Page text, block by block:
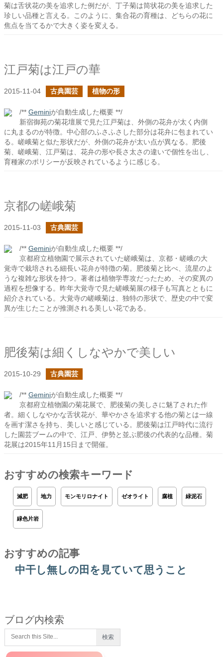
菊は舌状花の美を追求した例だが、丁子菊は筒状花の美を追求した
珍しい品種と言える。このように、集合花の育種は、どちらの花に
焦点を当てるかで大きく姿を変える。
江戸菊は江戸の華
2015-11-04 古典園芸 植物の形
/** Geminiが自動生成した概要 **/
新宿御苑の菊花壇展で見た江戸菊は、外側の花弁が太く内側
に丸まるのが特徴。中心部のふさふさした部分は花弁に包まれてい
る。嵯峨菊と似た形状だが、外側の花弁が太い点が異なる。肥後
菊、嵯峨菊、江戸菊は、花弁の形や長さ太さの違いで個性を出し、
育種家のポリシーが反映されているように感じる。
京都の嵯峨菊
2015-11-03 古典園芸
/** Geminiが自動生成した概要 **/
京都府立植物園で展示されていた嵯峨菊は、京都・嵯峨の大
覚寺で栽培される細長い花弁が特徴の菊。肥後菊と比べ、流星のよ
うな複雑な形状を持つ。著者は植物学専攻だったため、その変異の
過程を想像する。昨年大覚寺で見た嵯峨菊展の様子も写真とともに
紹介されている。大覚寺の嵯峨菊は、独特の形状で、歴史の中で変
異が生じたことが推測される美しい花である。
肥後菊は細くしなやかで美しい
2015-10-29 古典園芸
/** Geminiが自動生成した概要 **/
京都府立植物園の菊花展で、肥後菊の美しさに魅了された作
者。細くしなやかな舌状花が、華やかさを追求する他の菊とは一線
を画す潔さを持ち、美しいと感じている。肥後菊は江戸時代に流行
した園芸ブームの中で、江戸、伊勢と並ぶ肥後の代表的な品種。菊
花展は2015年11月15日まで開催。
おすすめの検索キーワード
減肥 地力 モンモリロナイト ゼオライト 腐植 緑泥石
緑色片岩
おすすめの記事
中干し無しの田を見ていて思うこと
ブログ内検索